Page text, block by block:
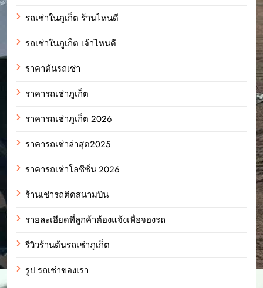
รถเช่าในภูเก็ต ร้านไหนดี
รถเช่าในภูเก็ต เจ้าไหนดี
ราคาต้นรถเช่า
ราคารถเช่าภูเก็ต
ราคารถเช่าภูเก็ต 2026
ราคารถเช่าล่าสุด2025
ราคารถเช่าโลซีซั่น 2026
ร้านเช่ารถติดสนามบิน
รายละเอียดที่ลูกค้าต้องแจ้งเพื่อจองรถ
รีวิวร้านต้นรถเช่าภูเก็ต
รูป รถเช่าของเรา